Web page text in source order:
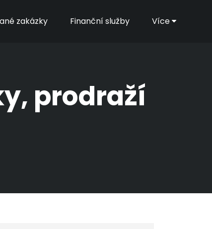
zakázky Finanční služby Více
prodraží